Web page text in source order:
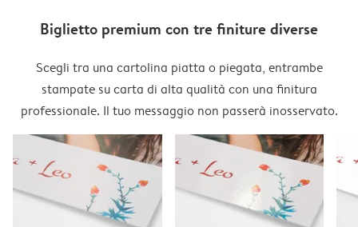
Biglietto premium con tre finiture diverse
Scegli tra una cartolina piatta o piegata, entrambe
stampate su carta di alta qualità con una finitura
professionale. Il tuo messaggio non passerà inosservato.